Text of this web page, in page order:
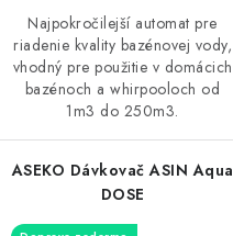
Najpokročilejší automat pre
riadenie kvality bazénovej vody,
vhodný pre použitie v domácich
bazénoch a whirpooloch od
1m3 do 250m3.
ASEKO Dávkovač ASIN Aqua
DOSE